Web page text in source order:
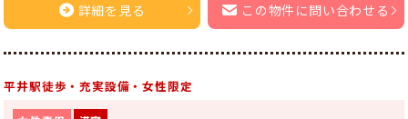
詳細を見る この物件に問い合わせる
平井駅徒歩・充実設備・女性限定